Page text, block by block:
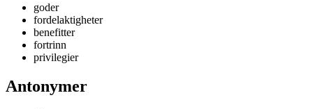
goder
fordelaktigheter
benefitter
fortrinn
privilegier
Antonymer